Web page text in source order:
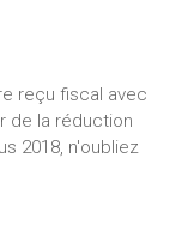
reçu fiscal avec
de la réduction
2018, n'oubliez